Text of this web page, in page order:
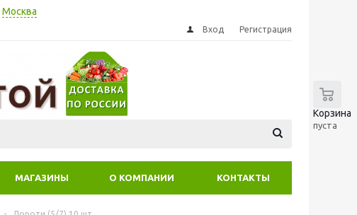
Москва
Вход Регистрация
Корзина
пуста
МАГАЗИНЫ О КОМПАНИИ КОНТАКТЫ